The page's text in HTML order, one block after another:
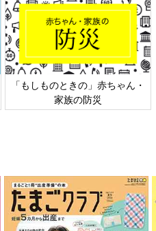
六星占術 細木かおりさんの人生
相談